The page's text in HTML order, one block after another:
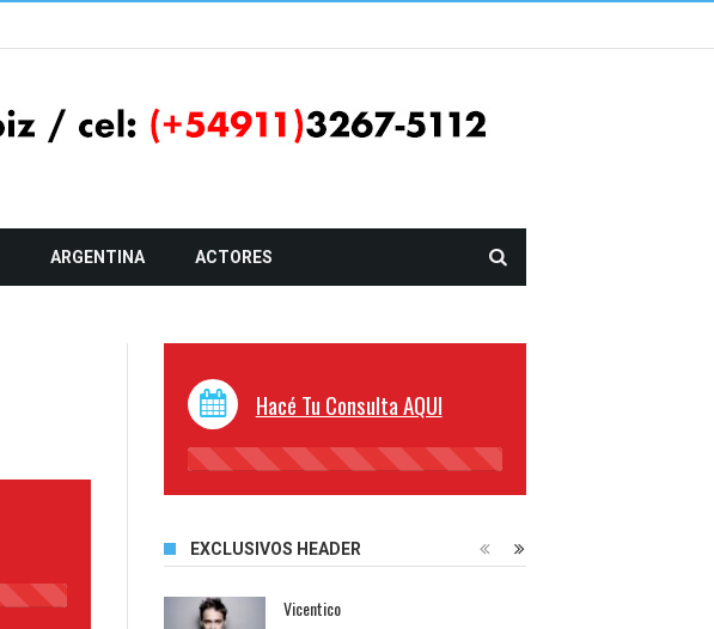
ARGENTINA ACTORES
Hacé Tu Consulta AQUI
45%
EXCLUSIVOS HEADER
Vicentico